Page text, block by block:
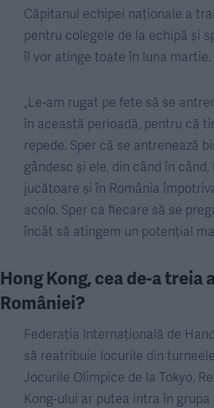
Căpitanul echipei naționale a
pentru colegele de la echipă și
îl vor atinge toate în luna martie.
„Le-am rugat pe fete să se
în această perioadă, pentru că
repede. Sper că se antrenează
gândesc și ele, din când în
jucătoare și în România
acolo. Sper ca fiecare să se
încât să atingem un potențial
Hong Kong, cea de-a treia
României?
Federația Internațională de
să reatribuie locurile din
Jocurile Olimpice de la Tokyo.
Kong-ului ar putea intra în grupa